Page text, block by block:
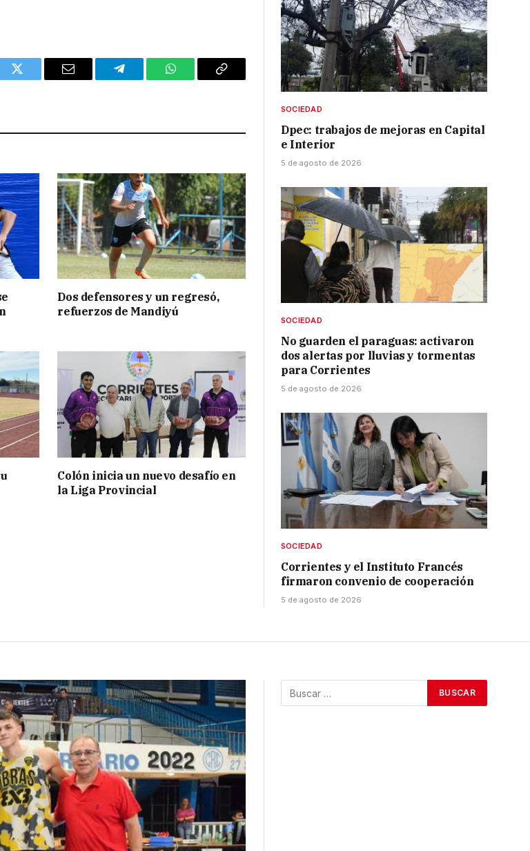
Twitter Email Telegram WhatsAppCopy
Dos defensores y un regresó,
refuerzos de Mandiyú
Colón inicia un nuevo desafío en
la Liga Provincial
SOCIEDAD
Dpec: trabajos de mejoras en Capital
e Interior
5 de agosto de 2026
SOCIEDAD
No guarden el paraguas: activaron
dos alertas por lluvias y tormentas
para Corrientes
5 de agosto de 2026
SOCIEDAD
Corrientes y el Instituto Francés
firmaron convenio de cooperación
5 de agosto de 2026